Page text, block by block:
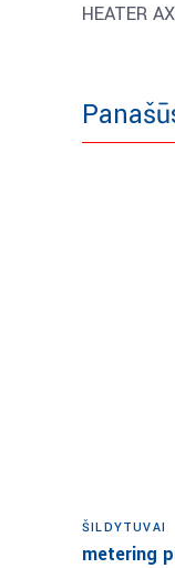
HEATER
ŠILDYTUVAI
metering